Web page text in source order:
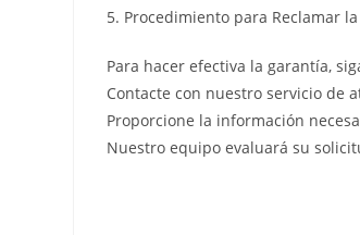
5. Procedimiento para Reclamar
Para hacer efectiva la garantía,
Contacte con nuestro servicio de
Proporcione la información
Nuestro equipo evaluará su